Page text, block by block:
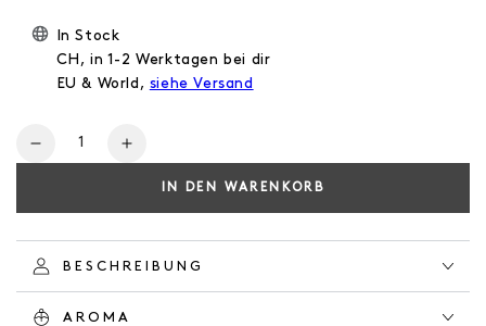
In Stock
CH, in 1-2 Werktagen bei dir
EU & World, siehe Versand
Verringere
NATURAL
SOAP
EVER
GREEN
Erhöhe
Menge
NATURAL
SOAP
EVER
GREEN
IN DEN WARENKORB
BESCHREIBUNG
AROMA